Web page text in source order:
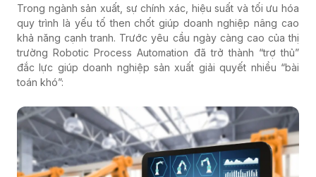
Trong ngành sản xuất, sự chính xác, hiệu suất và tối ưu hóa
quy trình là yếu tố then chốt giúp doanh nghiệp nâng cao
khả năng cạnh tranh. Trước yêu cầu ngày càng cao của thị
trường Robotic Process Automation đã trở thành “trợ thủ”
đắc lực giúp doanh nghiệp sản xuất giải quyết nhiều “bài
toán khó”: